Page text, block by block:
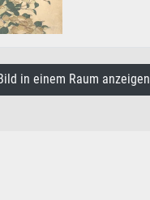
in einem Raum anzeigen